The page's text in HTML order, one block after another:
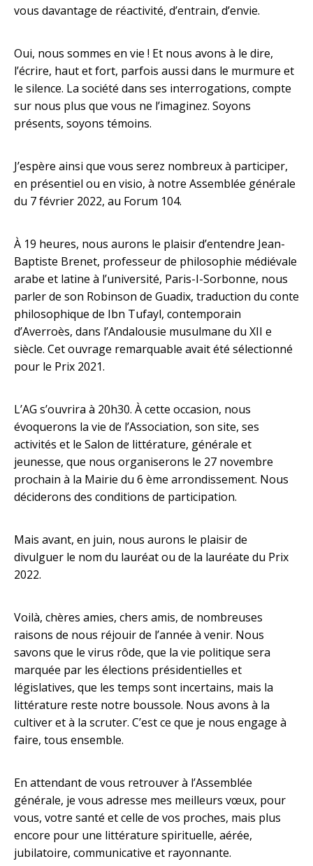
vous davantage de réactivité, d’entrain, d’envie.
Oui, nous sommes en vie ! Et nous avons à le dire,
l’écrire, haut et fort, parfois aussi dans le murmure et
le silence. La société dans ses interrogations, compte
sur nous plus que vous ne l’imaginez. Soyons
présents, soyons témoins.
J’espère ainsi que vous serez nombreux à participer,
en présentiel ou en visio, à notre Assemblée générale
du 7 février 2022, au Forum 104.
À 19 heures, nous aurons le plaisir d’entendre Jean-
Baptiste Brenet, professeur de philosophie médiévale
arabe et latine à l’université, Paris-I-Sorbonne, nous
parler de son Robinson de Guadix, traduction du conte
philosophique de Ibn Tufayl, contemporain
d’Averroès, dans l’Andalousie musulmane du XII e
siècle. Cet ouvrage remarquable avait été sélectionné
pour le Prix 2021.
L’AG s’ouvrira à 20h30. À cette occasion, nous
évoquerons la vie de l’Association, son site, ses
activités et le Salon de littérature, générale et
jeunesse, que nous organiserons le 27 novembre
prochain à la Mairie du 6 ème arrondissement. Nous
déciderons des conditions de participation.
Mais avant, en juin, nous aurons le plaisir de
divulguer le nom du lauréat ou de la lauréate du Prix
2022.
Voilà, chères amies, chers amis, de nombreuses
raisons de nous réjouir de l’année à venir. Nous
savons que le virus rôde, que la vie politique sera
marquée par les élections présidentielles et
législatives, que les temps sont incertains, mais la
littérature reste notre boussole. Nous avons à la
cultiver et à la scruter. C’est ce que je nous engage à
faire, tous ensemble.
En attendant de vous retrouver à l’Assemblée
générale, je vous adresse mes meilleurs vœux, pour
vous, votre santé et celle de vos proches, mais plus
encore pour une littérature spirituelle, aérée,
jubilatoire, communicative et rayonnante.